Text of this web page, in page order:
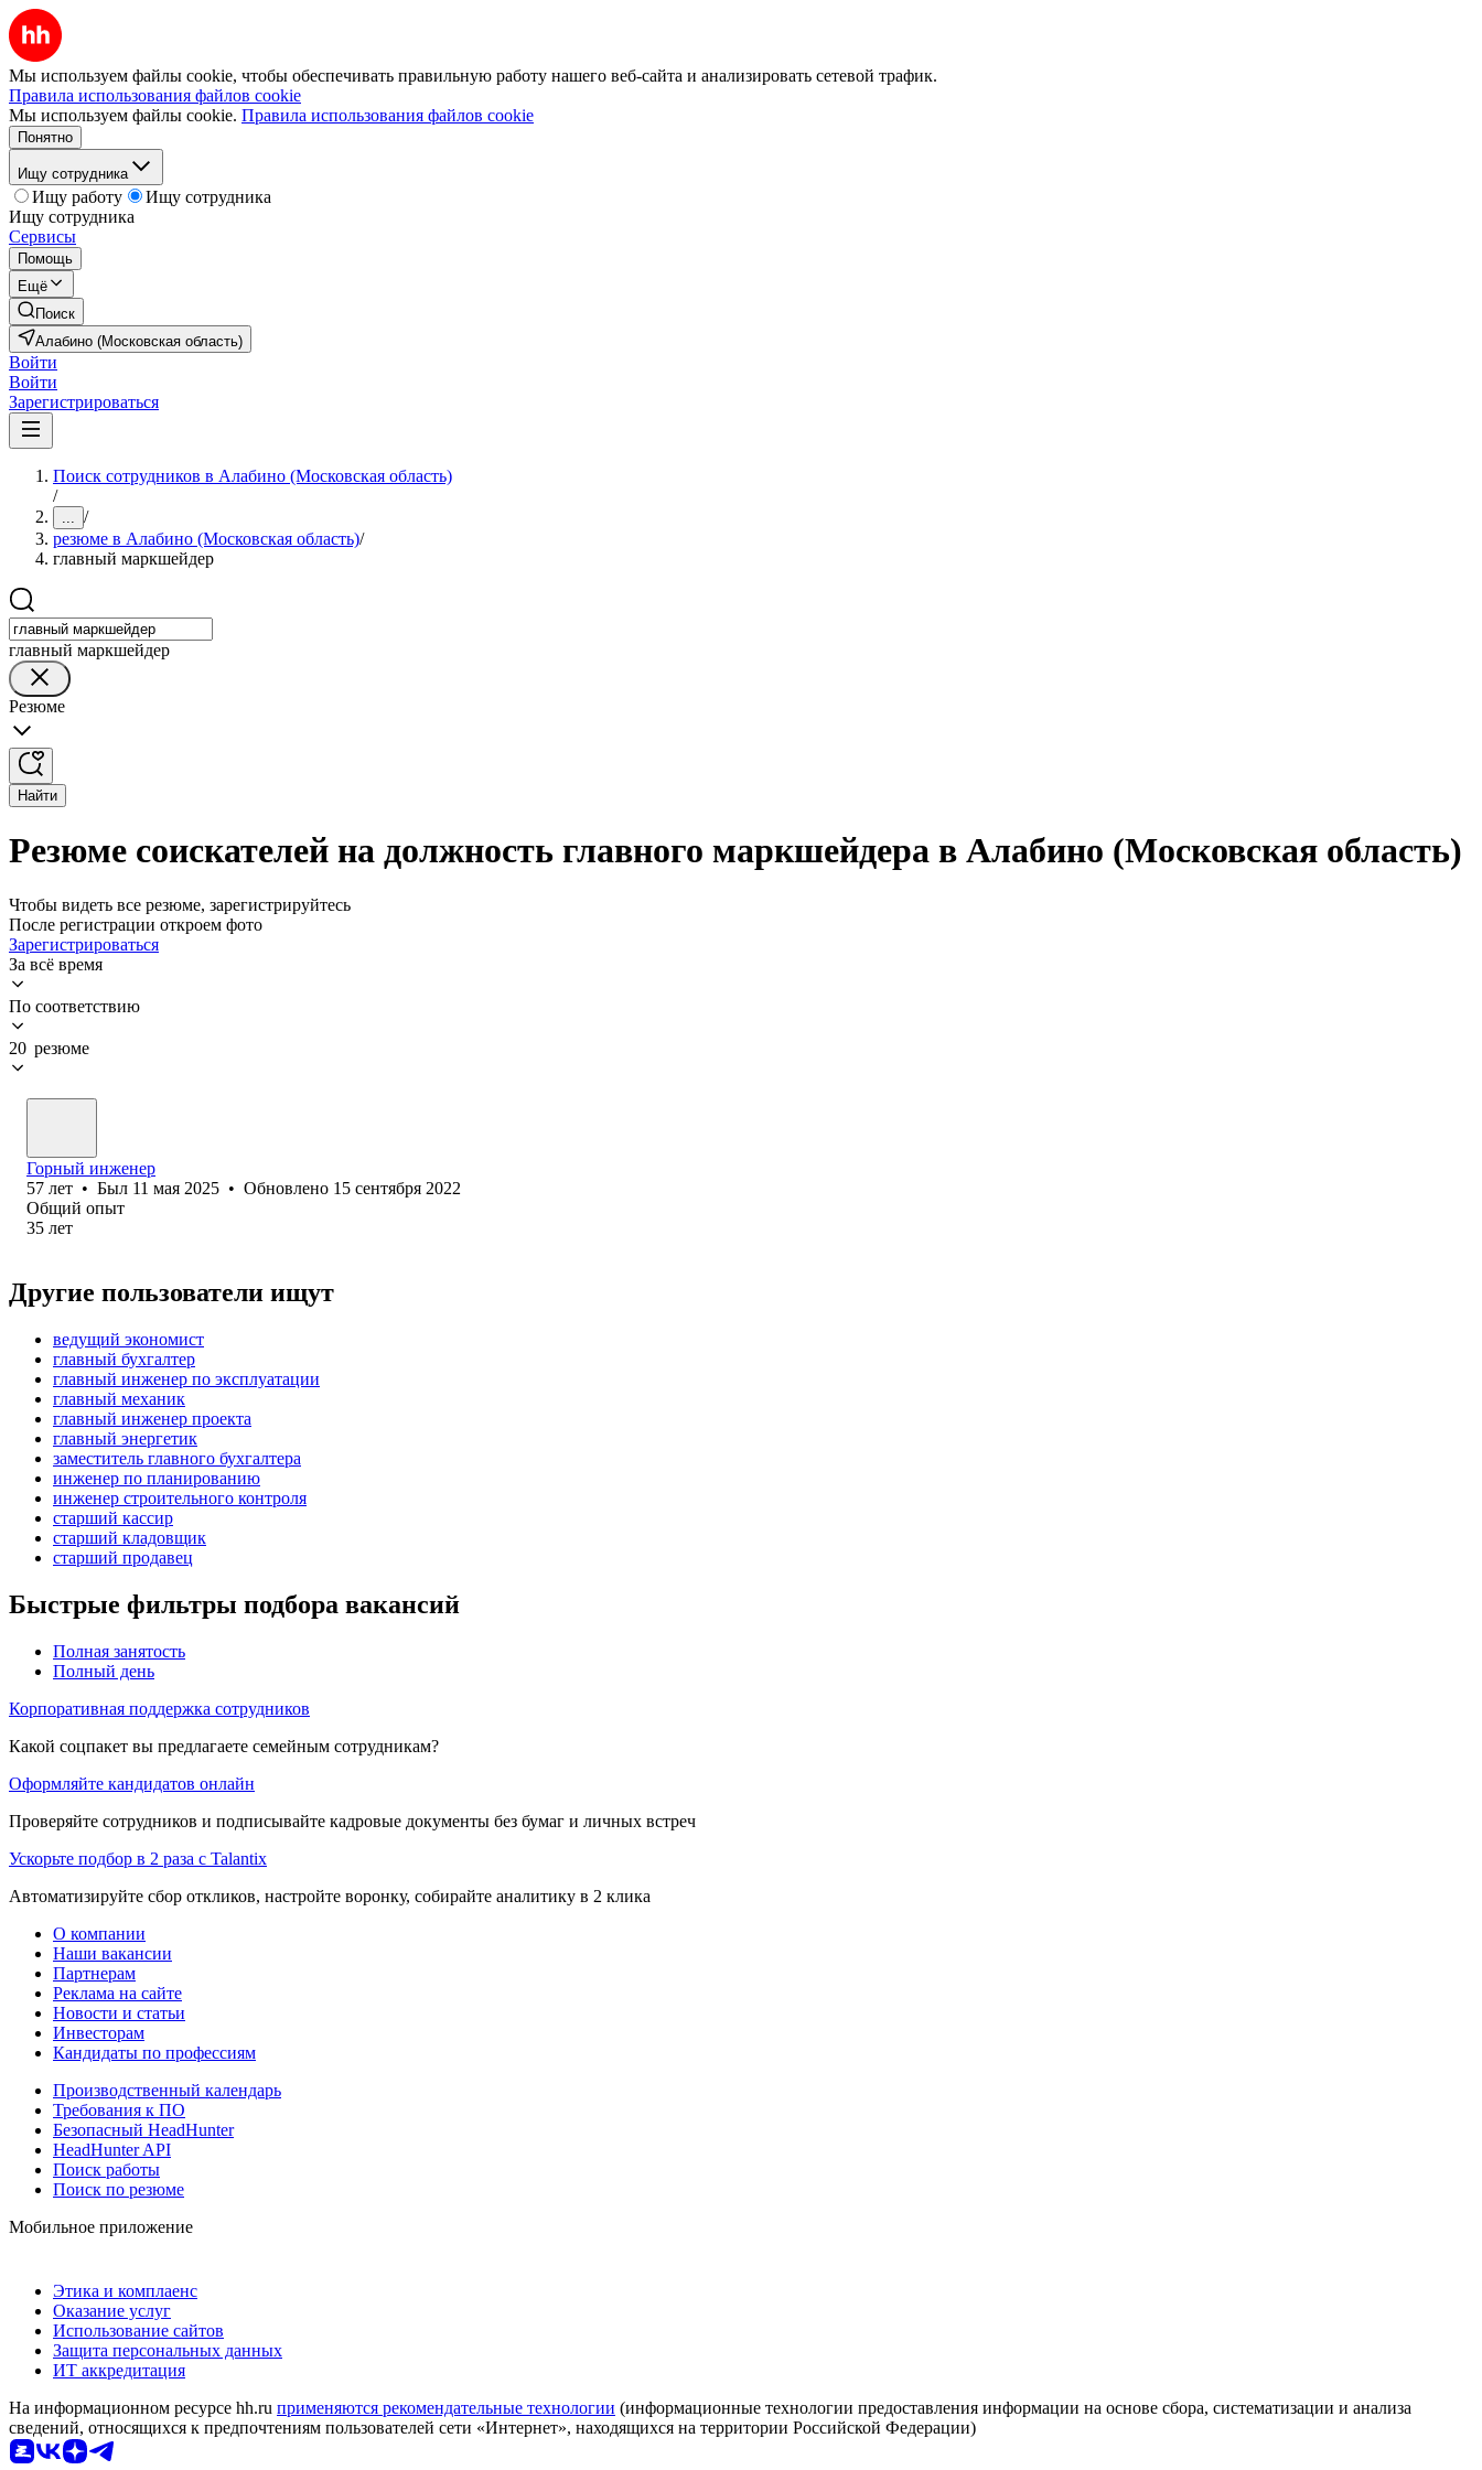
Мы используем файлы cookie, чтобы обеспечивать правильную работу нашего веб-сайта и анализировать сетевой трафик.
Правила использования файлов cookie
Мы используем файлы cookie. Правила использования файлов cookie
Понятно
Ищу сотрудника
Ищу работу
Ищу сотрудника
Ищу сотрудника
Сервисы
Помощь
Ещё
Поиск
Алабино (Московская область)
Войти
Войти
Зарегистрироваться
Поиск сотрудников в Алабино (Московская область)
/
... /
резюме в Алабино (Московская область)/
главный маркшейдер
главный маркшейдер
Резюме
Найти
Резюме соискателей на должность главного маркшейдера в Алабино (Московская область)
Чтобы видеть все резюме, зарегистрируйтесь
После регистрации откроем фото
Зарегистрироваться
За всё время
По соответствию
20 резюме
Горный инженер
57 лет • Был 11 мая 2025 • Обновлено 15 сентября 2022
Общий опыт
35 лет
Другие пользователи ищут
ведущий экономист
главный бухгалтер
главный инженер по эксплуатации
главный механик
главный инженер проекта
главный энергетик
заместитель главного бухгалтера
инженер по планированию
инженер строительного контроля
старший кассир
старший кладовщик
старший продавец
Быстрые фильтры подбора вакансий
Полная занятость
Полный день
Корпоративная поддержка сотрудников
Какой соцпакет вы предлагаете семейным сотрудникам?
Оформляйте кандидатов онлайн
Проверяйте сотрудников и подписывайте кадровые документы без бумаг и личных встреч
Ускорьте подбор в 2 раза с Talantix
Автоматизируйте сбор откликов, настройте воронку, собирайте аналитику в 2 клика
О компании
Наши вакансии
Партнерам
Реклама на сайте
Новости и статьи
Инвесторам
Кандидаты по профессиям
Производственный календарь
Требования к ПО
Безопасный HeadHunter
HeadHunter API
Поиск работы
Поиск по резюме
Мобильное приложение
Этика и комплаенс
Оказание услуг
Использование сайтов
Защита персональных данных
ИТ аккредитация
На информационном ресурсе hh.ru применяются рекомендательные технологии (информационные технологии предоставления информации на основе сбора, систематизации и анализа
сведений, относящихся к предпочтениям пользователей сети «Интернет», находящихся на территории Российской Федерации)